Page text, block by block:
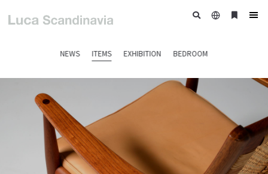
NEWS ITEMS EXHIBITION BEDROOM
日
ブ
ー